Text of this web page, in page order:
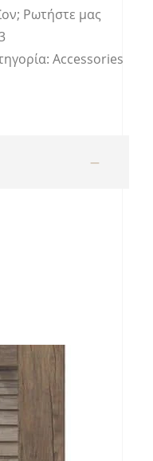
Ρωτήστε μας
Accessories